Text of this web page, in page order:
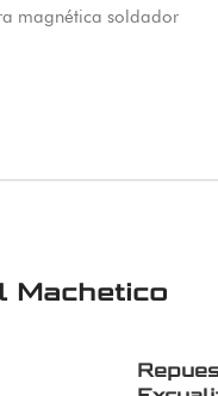
magnética soldador
Machetico